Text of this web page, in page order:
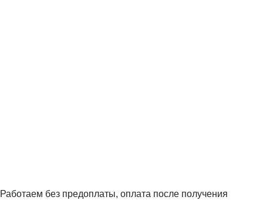
Работаем без предоплаты, оплата после получения